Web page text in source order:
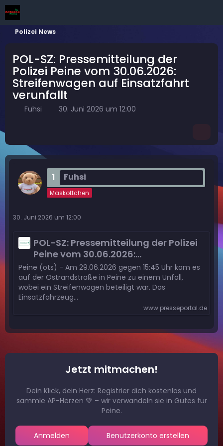
Polizei News
POL-SZ: Pressemitteilung der
Polizei Peine vom 30.06.2026:
Streifenwagen auf Einsatzfahrt
verunfallt
Fuhsi 30. Juni 2026 um 12:00
1 Fuhsi
Maskottchen
30. Juni 2026 um 12:00
POL-SZ: Pressemitteilung der Polizei
Peine vom 30.06.2026:
Streifenwagen auf Einsatzfahrt
verunfallt
Peine (ots) - Am 29.06.2026 gegen 15:45 Uhr kam es
auf der Ostrandstraße in Peine zu einem Unfall,
wobei ein Streifenwagen beteiligt war. Das
Einsatzfahrzeug…
www.presseportal.de
Jetzt mitmachen!
Dein Klick, dein Herz: Registrier dich kostenlos und
sammle AP-Herzen 💚 – wir verwandeln sie in Gutes für
Peine.
Benutzerkonto erstellen
Anmelden